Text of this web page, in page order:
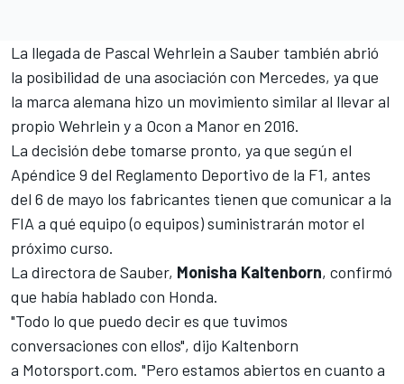
La llegada de Pascal Wehrlein a Sauber también abrió
la posibilidad de una asociación con Mercedes, ya que
la marca alemana hizo un movimiento similar al llevar al
propio Wehrlein y a Ocon a Manor en 2016.
La decisión debe tomarse pronto, ya que según el
Apéndice 9 del Reglamento Deportivo de la F1, antes
del 6 de mayo los fabricantes tienen que comunicar a la
FIA a qué equipo (o equipos) suministrarán motor el
próximo curso.
La directora de Sauber, Monisha Kaltenborn, confirmó
que había hablado con Honda.
"Todo lo que puedo decir es que tuvimos
conversaciones con ellos", dijo Kaltenborn
a Motorsport.com. "Pero estamos abiertos en cuanto a